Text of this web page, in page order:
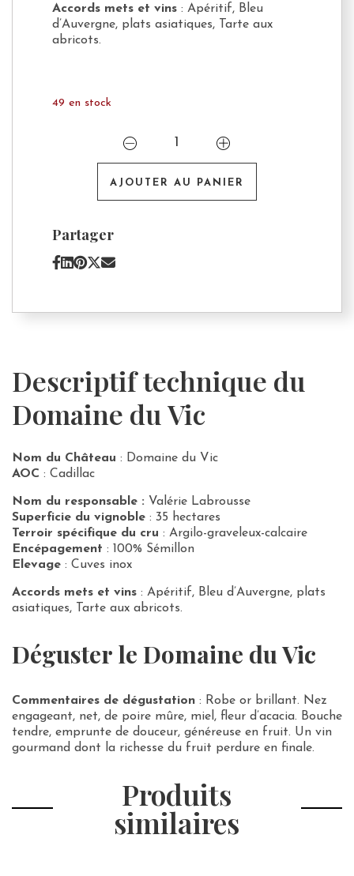
Accords mets et vins : Apéritif, Bleu
d’Auvergne, plats asiatiques, Tarte aux
abricots.
49 en stock
Domaine
du
AJOUTER AU PANIER
Partager
Descriptif technique du
Domaine du Vic
Nom du Château : Domaine du Vic
AOC : Cadillac
Nom du responsable : Valérie Labrousse
Superficie du vignoble : 35 hectares
Terroir spécifique du cru : Argilo-graveleux-calcaire
Encépagement : 100% Sémillon
Elevage : Cuves inox
Accords mets et vins : Apéritif, Bleu d’Auvergne, plats
asiatiques, Tarte aux abricots.
Déguster le Domaine du Vic
Commentaires de dégustation : Robe or brillant. Nez
engageant, net, de poire mûre, miel, fleur d’acacia. Bouche
tendre, emprunte de douceur, généreuse en fruit. Un vin
gourmand dont la richesse du fruit perdure en finale.
Produits
similaires